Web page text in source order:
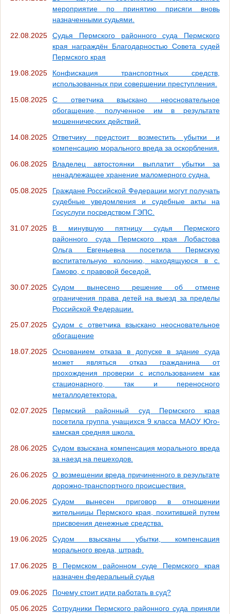
мероприятие по принятию присяги вновь
назначенными судьями.
22.08.2025
Судья Пермского районного суда Пермского
края награждён Благодарностью Совета судей
Пермского края
19.08.2025
Конфискация транспортных средств,
использованных при совершении преступления.
15.08.2025
С ответчика взыскано неосновательное
обогащение, полученное им в результате
мошеннических действий.
14.08.2025
Ответчику предстоит возместить убытки и
компенсацию морального вреда за оскорбления.
06.08.2025
Владелец автостоянки выплатит убытки за
ненадлежащее хранение маломерного судна.
05.08.2025
Граждане Российской Федерации могут получать
судебные уведомления и судебные акты на
Госуслуги посредством ГЭПС.
31.07.2025
В минувшую пятницу судья Пермского
районного суда Пермского края Лобастова
Ольга Евгеньевна посетила Пермскую
воспитательную колонию, находящуюся в с.
Гамово, с правовой беседой.
30.07.2025
Судом вынесено решение об отмене
ограничения права детей на выезд за пределы
Российской Федерации.
25.07.2025
Судом с ответчика взыскано неосновательное
обогащение
18.07.2025
Основанием отказа в допуске в здание суда
может являться отказ гражданина от
прохождения проверки с использованием как
стационарного, так и переносного
металлодетектора.
02.07.2025
Пермский районный суд Пермского края
посетила группа учащихся 9 класса МАОУ Юго-
камская средняя школа.
28.06.2025
Судом взыскана компенсация морального вреда
за наезд на пешеходов.
26.06.2025
О возмещении вреда причиненного в результате
дорожно-транспортного происшествия.
20.06.2025
Судом вынесен приговор в отношении
жительницы Пермского края, похитившей путем
присвоения денежные средства.
19.06.2025
Судом взысканы убытки, компенсация
морального вреда, штраф.
17.06.2025
В Пермском районном суде Пермского края
назначен федеральный судья
09.06.2025
Почему стоит идти работать в суд?
05.06.2025
Сотрудники Пермского районного суда приняли